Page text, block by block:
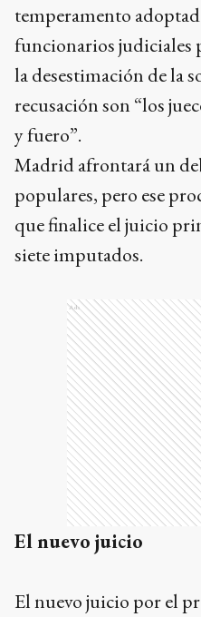
temperamento
funcionarios judiciales
la desestimación de la
recusación son “los
y fuero”.
Madrid afrontará un
populares, pero ese
que finalice el juicio
siete imputados.
Ads
El nuevo juicio
El nuevo juicio por el